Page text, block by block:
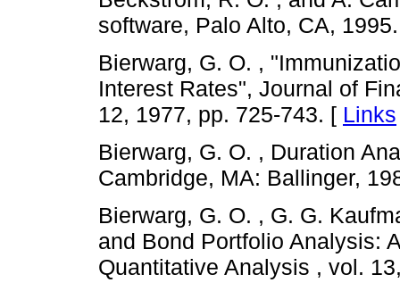
software, Palo Alto, CA,
Bierwarg, G. O. ,
Interest Rates", Journal of
12, 1977, pp. 725-743. [ Links
Bierwarg, G. O. , Duration
Cambridge, MA: Ballinger,
Bierwarg, G. O. , G. G.
and Bond Portfolio Analysis:
Quantitative Analysis , vol.